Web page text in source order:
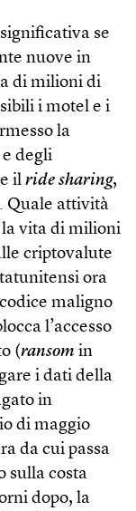
se
nuove in
di milioni di
i motel e i
la
degli
il ride sharing,
Quale attività
la vita di milioni
criptovalute
ora
maligno
l’accesso
(ransom in
i dati della
in
di maggio
da cui passa
sulla costa
dopo, la